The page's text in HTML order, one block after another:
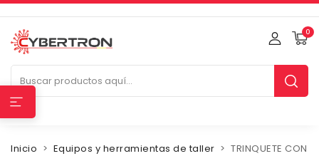
0
Inicio Equipos y herramientas de taller
TRINQUETE CON